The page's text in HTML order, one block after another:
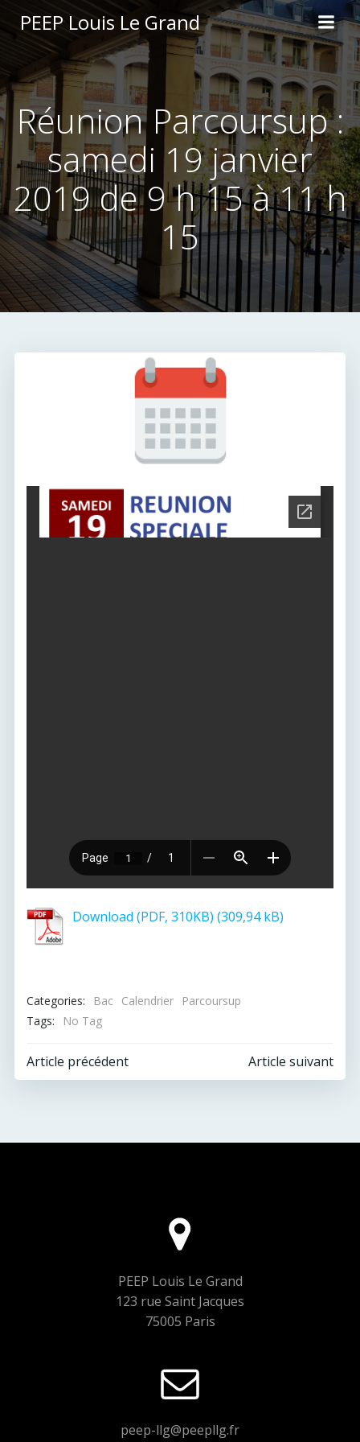
au
contenu
PEEP Louis Le Grand
Réunion Parcoursup :
samedi 19 janvier
2019 de 9 h 15 à 11 h
15
Download (PDF, 310KB)
Categories: Bac Calendrier
Parcoursup
Tags:
No Tag
Post
Article précédent
Post Article suivant
PEEP Louis Le Grand
123 rue Saint Jacques
75005 Paris
peep-llg@peepllg.fr